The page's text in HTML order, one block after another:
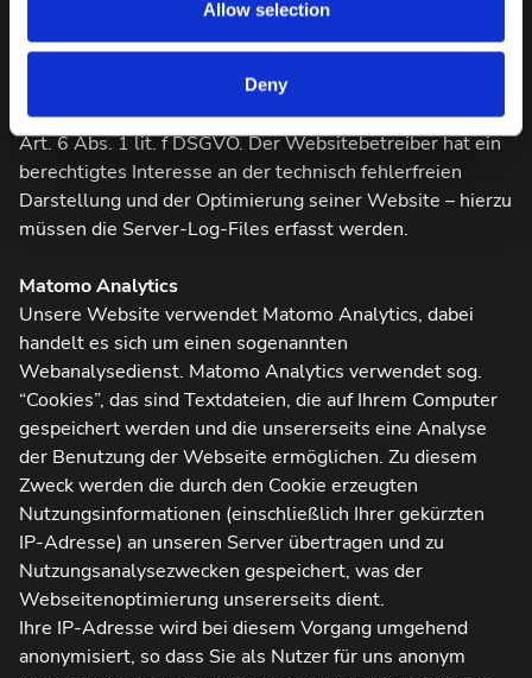
Allow selection
Deny
Eine Zusammenführung dieser Daten mit anderen
Datenquellen wird nicht vorgenommen.
Die Erfassung dieser Daten erfolgt auf Grundlage von
Art. 6 Abs. 1 lit. f DSGVO. Der Websitebetreiber hat ein
berechtigtes Interesse an der technisch fehlerfreien
Darstellung und der Optimierung seiner Website – hierzu
müssen die Server-Log-Files erfasst werden.
Matomo Analytics
Unsere Website verwendet Matomo Analytics, dabei
handelt es sich um einen sogenannten
Webanalysedienst. Matomo Analytics verwendet sog.
“Cookies”, das sind Textdateien, die auf Ihrem Computer
gespeichert werden und die unsererseits eine Analyse
der Benutzung der Webseite ermöglichen. Zu diesem
Zweck werden die durch den Cookie erzeugten
Nutzungsinformationen (einschließlich Ihrer gekürzten
IP-Adresse) an unseren Server übertragen und zu
Nutzungsanalysezwecken gespeichert, was der
Webseitenoptimierung unsererseits dient.
Ihre IP-Adresse wird bei diesem Vorgang umgehend
anonymisiert, so dass Sie als Nutzer für uns anonym